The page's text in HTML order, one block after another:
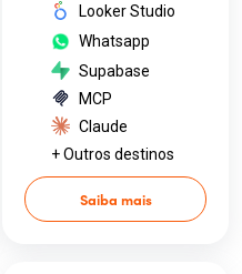
Looker Studio
Whatsapp
Supabase
MCP
Claude
+ Outros destinos
Saiba mais